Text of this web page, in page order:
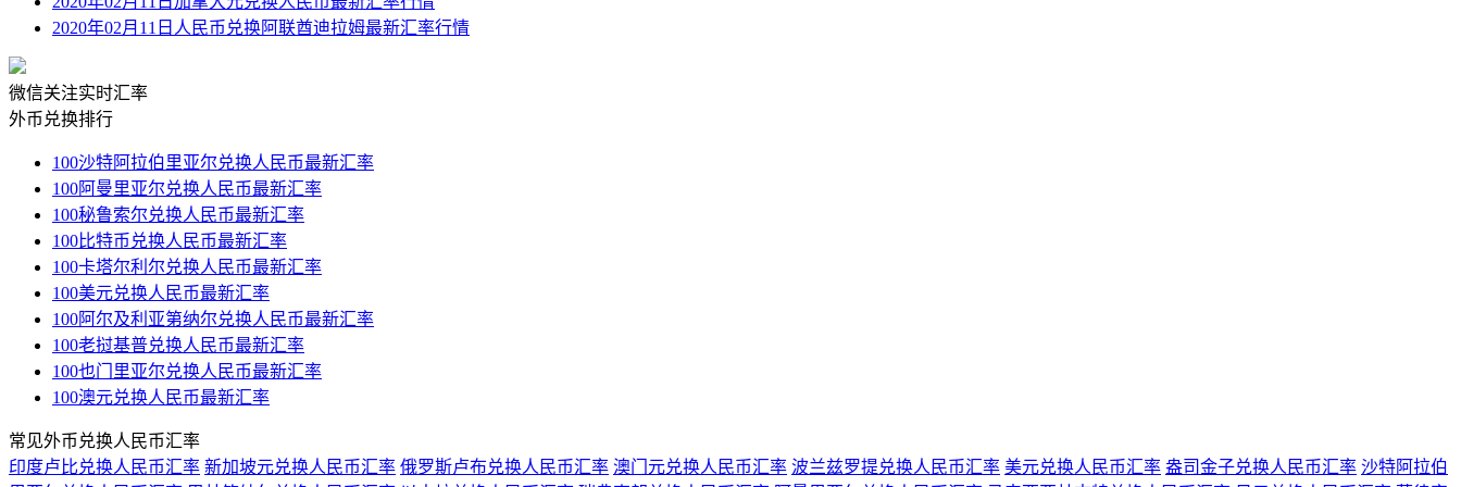
2020年02月11日人民币兑换阿联酋迪拉姆最新汇率行情
微信关注实时汇率
外币兑换排行
100沙特阿拉伯里亚尔兑换人民币最新汇率
100阿曼里亚尔兑换人民币最新汇率
100秘鲁索尔兑换人民币最新汇率
100比特币兑换人民币最新汇率
100卡塔尔利尔兑换人民币最新汇率
100美元兑换人民币最新汇率
100阿尔及利亚第纳尔兑换人民币最新汇率
100老挝基普兑换人民币最新汇率
100也门里亚尔兑换人民币最新汇率
100澳元兑换人民币最新汇率
常见外币兑换人民币汇率
印度卢比兑换人民币汇率 新加坡元兑换人民币汇率 俄罗斯卢布兑换人民币汇率 澳门元兑换人民币汇率 波兰兹罗提兑换人民币汇率 美元兑换人民币汇率 盎司金子兑换人民币汇率 沙特阿拉伯